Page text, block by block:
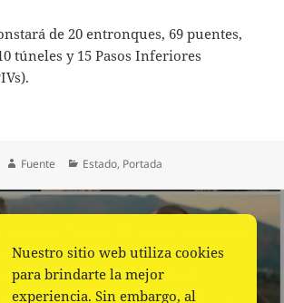
de 20 entronques, 69 puentes,
túneles y 15 Pasos Inferiores
Autor
Fuente Categorías
Estado, Portada
Paul y Bryan Cranston,
conocidos por su
la serie “Breaking Bad”
una línea de ropa de su
Nuestro sitio web utiliza cookies
para brindarte la mejor
experiencia. Sin embargo, al